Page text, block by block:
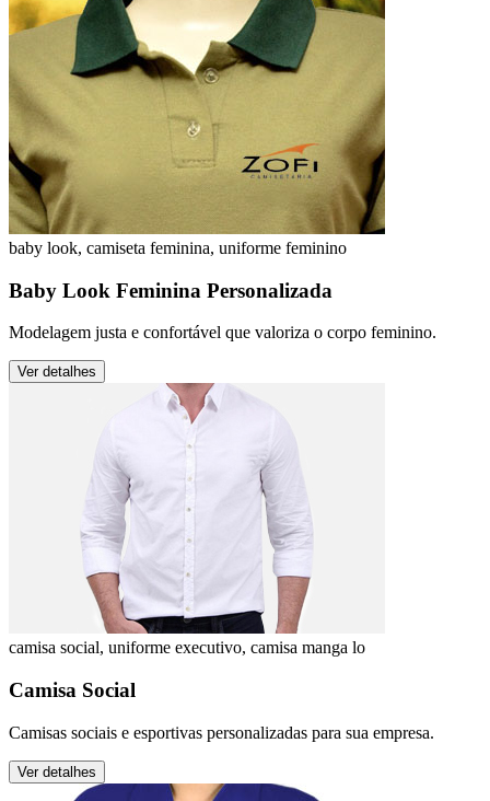
baby look, camiseta feminina, uniforme feminino
Baby Look Feminina Personalizada
Modelagem justa e confortável que valoriza o corpo feminino.
Ver detalhes
camisa social, uniforme executivo, camisa manga lo
Camisa Social
Camisas sociais e esportivas personalizadas para sua empresa.
Ver detalhes